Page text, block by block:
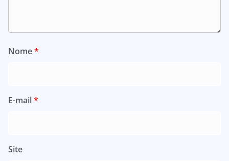
Nome*
E-mail*
Site